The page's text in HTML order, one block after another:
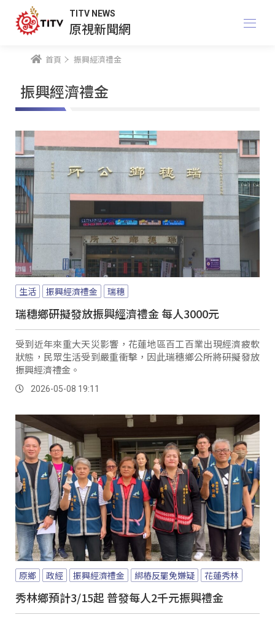
TITV NEWS
原視新聞網
首頁 振興經濟禮金
振興經濟禮金
生活 振興經濟禮金 瑞穗
瑞穗鄉研擬發放振興經濟禮金 每人3000元
受到近年來重大天災影響，花蓮地區百工百業出現經濟疲軟
狀態，民眾生活受到嚴重衝擊，因此瑞穗鄉公所將研擬發放
振興經濟禮金。
2026-05-08 19:11
原鄉 政經 振興經濟禮金 綁樁反罷免嫌疑 花蓮秀林
秀林鄉預計3/15起 普發每人2千元振興禮金